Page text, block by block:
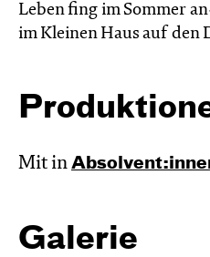
Leben fing im Sommer
im Kleinen Haus auf den
Mit in
Galerie